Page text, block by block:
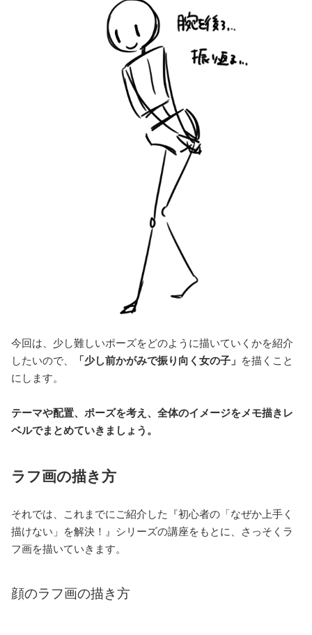
今回は、少し難しいポーズをどのように描いていくかを紹介
したいので、
「少し前かがみで振り向く女の子」 を描くこと
にします。
テーマや配置、ポーズを考え、全体のイメージをメモ描きレ
ベルでまとめていきましょう。
ラフ画の描き方
それでは、これまでにご紹介した『初心者の「なぜか上手く
描けない」を解決！』シリーズの講座をもとに、さっそくラ
フ画を描いていきます。
顔のラフ画の描き方